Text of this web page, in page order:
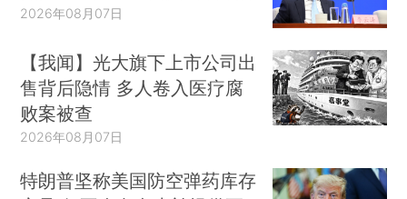
2026年08月07日
【我闻】光大旗下上市公司出
售背后隐情 多人卷入医疗腐
败案被查
2026年08月07日
特朗普坚称美国防空弹药库存